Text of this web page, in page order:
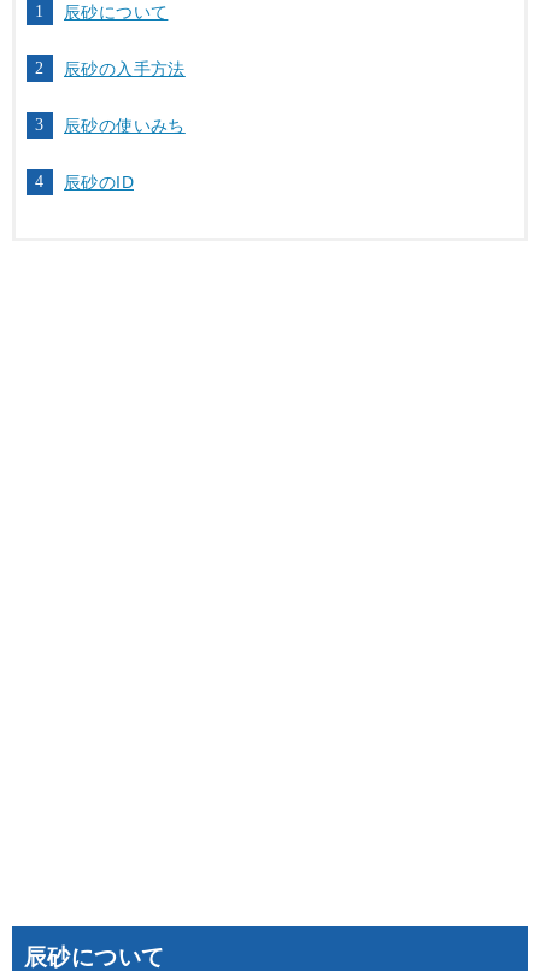
辰砂について
辰砂の入手方法
辰砂の使いみち
辰砂のID
辰砂について